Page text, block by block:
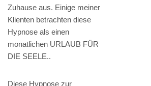
Zuhause aus. Einige meiner
Klienten betrachten diese
Hypnose als einen
monatlichen URLAUB FÜR
DIE SEELE..
Diese Hypnose zur